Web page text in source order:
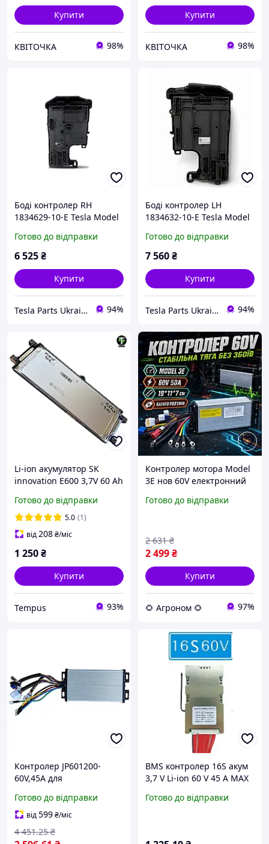
Купити
КВІТОЧКА 98%
Купити
КВІТОЧКА 98%
Боді контролер RH
1834629-10-E Tesla Model
Готово до відправки
6 525₴
Купити
Tesla Parts Ukraine — магазин запчастин для електромобілів Tesla у Полтаві 94%
Боді контролер LH
1834632-10-E Tesla Model
Готово до відправки
7 560₴
Купити
Tesla Parts Ukraine — магазин запчастин для електромобілів Tesla у Полтаві 94%
Li-ion акумулятор SK
innovation E600 3,7V 60 Ah
Готово до відправки
5.0 (1)
від208₴/міс
1 250₴
Купити
Tempus 93%
Контролер мотора Model
3E нов 60V електронний
силовий модуль Dozer
Готово до відправки
2 499₴
2 631 ₴
Купити
🌻 Агроном 🌻 97%
Контролер JP601200-
60V,45A для
2, 2Е 22х11х6 см
термостійкий
Готово до відправки
від599₴/міс
4 451.25 ₴
BMS контролер 16S акум
3,7 V Li-ion 60 V 45 A MAX
Готово до відправки